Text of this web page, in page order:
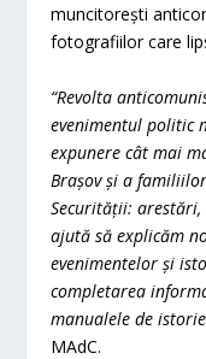
muncitorești
fotografiilor care
“Revolta
evenimentul politic
expunere cât mai
Brașov și a
Securității:
ajută să explicăm
evenimentelor și
completarea
manualele de
MAdC.